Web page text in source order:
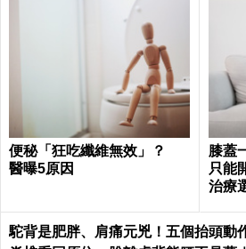
便秘「狂吃纖維無效」？
醫曝5原因
膝蓋
只能
治療
駝背是肥胖、肩痛元兇！五個抬頭動